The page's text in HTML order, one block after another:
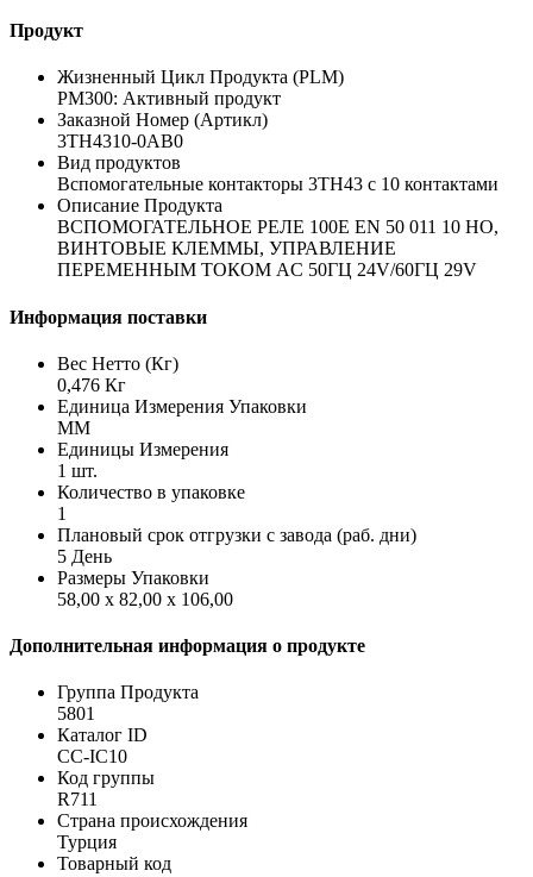
Продукт
Жизненный Цикл Продукта (PLM)
PM300: Активный продукт
Заказной Номер (Артикл)
3TH4310-0AB0
Вид продуктов
Вспомогательные контакторы 3TH43 с 10 контактами
Описание Продукта
ВСПОМОГАТЕЛЬНОЕ РЕЛЕ 100E EN 50 011 10 НO,
ВИНТОВЫЕ КЛЕММЫ, УПРАВЛЕНИЕ
ПЕРЕМЕННЫМ ТОКОМ AC 50ГЦ 24V/60ГЦ 29V
Информация поставки
Вес Нетто (Кг)
0,476 Кг
Единица Измерения Упаковки
MM
Единицы Измерения
1 шт.
Количество в упаковке
1
Плановый срок отгрузки с завода (раб. дни)
5 День
Размеры Упаковки
58,00 x 82,00 x 106,00
Дополнительная информация о продукте
Группа Продукта
5801
Каталог ID
CC-IC10
Код группы
R711
Страна происхождения
Турция
Товарный код